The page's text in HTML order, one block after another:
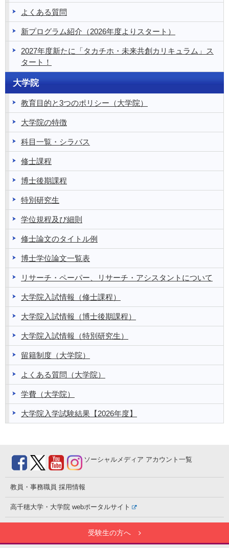
よくある質問
新プログラム紹介（2026年度よりスタート）
2027年度新たに「タカチホ・未来共創カリキュラム」ス
タート！
大学院
教育目的と3つのポリシー（大学院）
大学院の特徴
科目一覧・シラバス
修士課程
博士後期課程
特別研究生
学位規程及び細則
修士論文のタイトル例
博士学位論文一覧表
リサーチ・ペーパー、リサーチ・アシスタントについて
大学院入試情報（修士課程）
大学院入試情報（博士後期課程）
大学院入試情報（特別研究生）
留籍制度（大学院）
よくある質問（大学院）
学費（大学院）
大学院入学試験結果【2026年度】
ソーシャルメディア アカウント一覧
教員・事務職員 採用情報
高千穂大学・大学院 webポータルサイト
受験生の方へ